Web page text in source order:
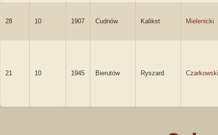
28 10 1907 Cudnów Kalikst Mielenicki
21 10 1945 Bierutów Ryszard Czarkowski